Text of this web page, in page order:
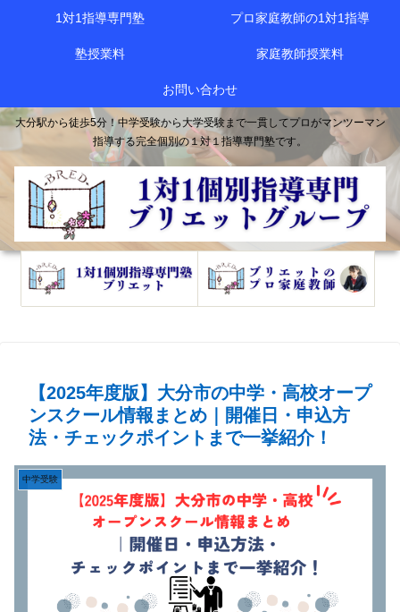
大分駅から徒歩5分！中学受験から大学受験まで一貫してプロがマンツーマン
指導する完全個別の１対１指導専門塾です。
1対1指導専門塾 プロ家庭教師の1対1指導
塾授業料 家庭教師授業料
お問い合わせ
【2025年度版】大分市の中学・高校オープ
ンスクール情報まとめ｜開催日・申込方
法・チェックポイントまで一挙紹介！
中学受験